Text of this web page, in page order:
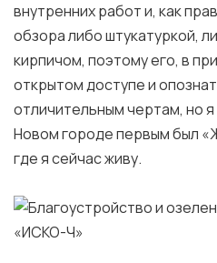
внутренних работ и, как
обзора либо штукатуркой,
кирпичом, поэтому его, в
открытом доступе и
отличительным чертам, но
Новом городе первым был
где я сейчас живу.